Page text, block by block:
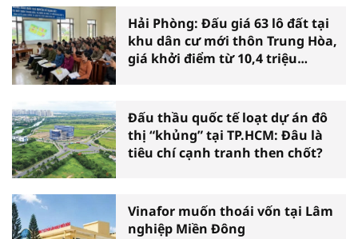
Hải Phòng: Đấu giá 63 lô đất tại
khu dân cư mới thôn Trung Hòa,
giá khởi điểm từ 10,4 triệu
Đấu thầu quốc tế loạt dự án đô
thị “khủng” tại TP.HCM: Đâu là
tiêu chí cạnh tranh then chốt?
Vinafor muốn thoái vốn tại Lâm
nghiệp Miền Đông